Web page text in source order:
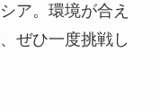
ア。環境が合え
ぜひ一度挑戦し